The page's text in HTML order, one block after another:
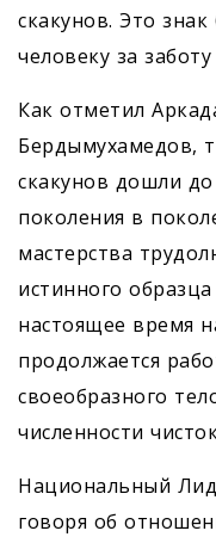
скакунов. Это
человеку за
Как отметил
Бердымухамедов,
скакунов дошли
поколения в
мастерства
истинного
настоящее время
продолжается
своеобразного
численности
Национальный
говоря об